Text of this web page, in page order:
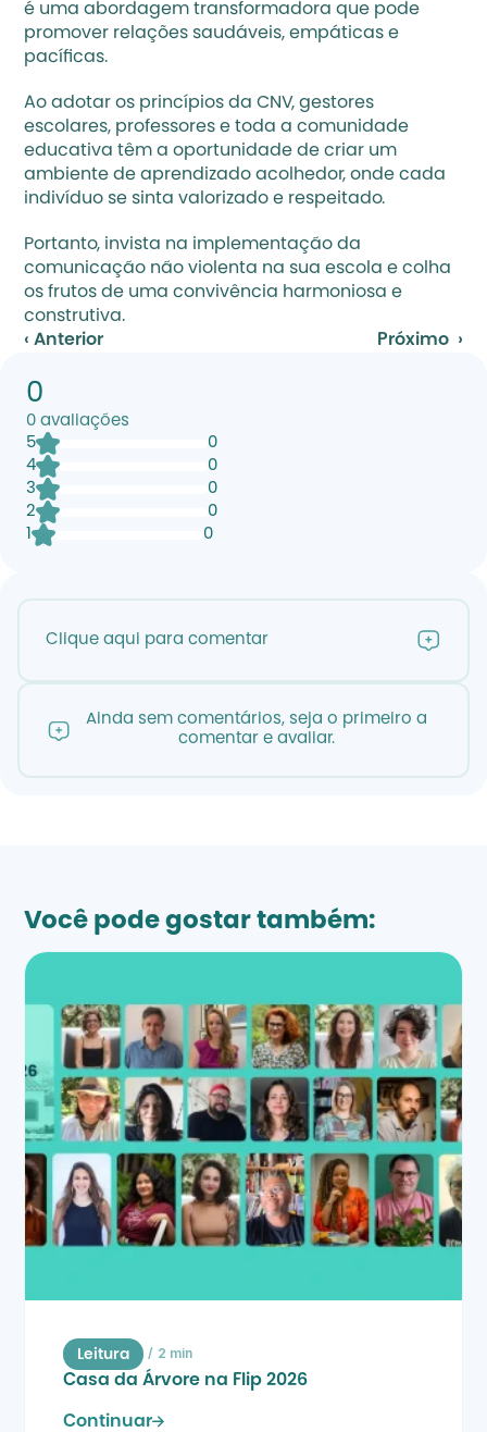
é uma abordagem transformadora que pode
promover relações saudáveis, empáticas e
pacíficas.
Ao adotar os princípios da CNV, gestores
escolares, professores e toda a comunidade
educativa têm a oportunidade de criar um
ambiente de aprendizado acolhedor, onde cada
indivíduo se sinta valorizado e respeitado.
Portanto, invista na implementação da
comunicação não violenta na sua escola e colha
os frutos de uma convivência harmoniosa e
construtiva.
‹ Anterior
Próximo  ›
0
0 avaliações
5
0
4
0
3
0
2
0
0
Clique aqui para comentar
Ainda sem comentários, seja o primeiro a
comentar e avaliar.
Você pode gostar também:
Leitura / 2 min
Casa da Árvore na Flip 2026
Continuar